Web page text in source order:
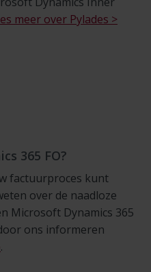
meer over Pylades >
365 FO?
factuurproces kunt
over de naadloze
Microsoft Dynamics 365
ons informeren
.